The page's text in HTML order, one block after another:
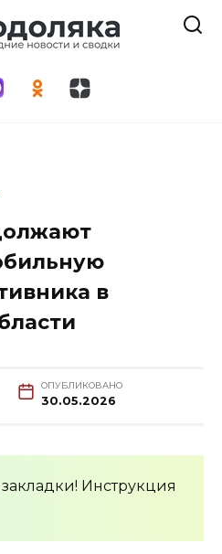
в
ОПУБЛИКОВАНО
30.05.2026
Инструкция